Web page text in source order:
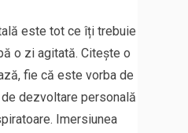
este tot ce îți trebuie
o zi agitată. Citește o
fie că este vorba de
dezvoltare personală
Imersiunea